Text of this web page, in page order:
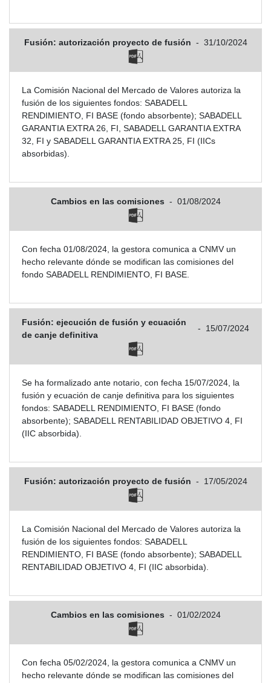
Fusión: autorización proyecto de fusión - 31/10/2024
La Comisión Nacional del Mercado de Valores autoriza la
fusión de los siguientes fondos: SABADELL
RENDIMIENTO, FI BASE (fondo absorbente); SABADELL
GARANTIA EXTRA 26, FI, SABADELL GARANTIA EXTRA
32, FI y SABADELL GARANTIA EXTRA 25, FI (IICs
absorbidas).
Cambios en las comisiones - 01/08/2024
Con fecha 01/08/2024, la gestora comunica a CNMV un
hecho relevante dónde se modifican las comisiones del
fondo SABADELL RENDIMIENTO, FI BASE.
Fusión: ejecución de fusión y ecuación
de canje definitiva
- 15/07/2024
Se ha formalizado ante notario, con fecha 15/07/2024, la
fusión y ecuación de canje definitiva para los siguientes
fondos: SABADELL RENDIMIENTO, FI BASE (fondo
absorbente); SABADELL RENTABILIDAD OBJETIVO 4, FI
(IIC absorbida).
Fusión: autorización proyecto de fusión - 17/05/2024
La Comisión Nacional del Mercado de Valores autoriza la
fusión de los siguientes fondos: SABADELL
RENDIMIENTO, FI BASE (fondo absorbente); SABADELL
RENTABILIDAD OBJETIVO 4, FI (IIC absorbida).
Cambios en las comisiones - 01/02/2024
Con fecha 05/02/2024, la gestora comunica a CNMV un
hecho relevante dónde se modifican las comisiones del